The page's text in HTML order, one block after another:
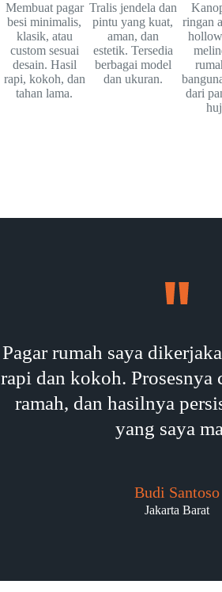
Membuat pagar
besi minimalis,
klasik, atau
custom sesuai
desain. Hasil
rapi, kokoh, dan
tahan lama.
Tralis jendela dan
pintu yang kuat,
aman, dan
estetik. Tersedia
berbagai model
dan ukuran.
ringan
dari
Pagar rumah saya
rapi dan kokoh. Prosesnya
ramah, dan hasilnya
yang saya
Budi Santoso
Jakarta Barat